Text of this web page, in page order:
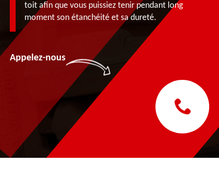
toit afin que vous puissiez tenir pendant long
moment son étanchéité et sa dureté.
Appelez-nous